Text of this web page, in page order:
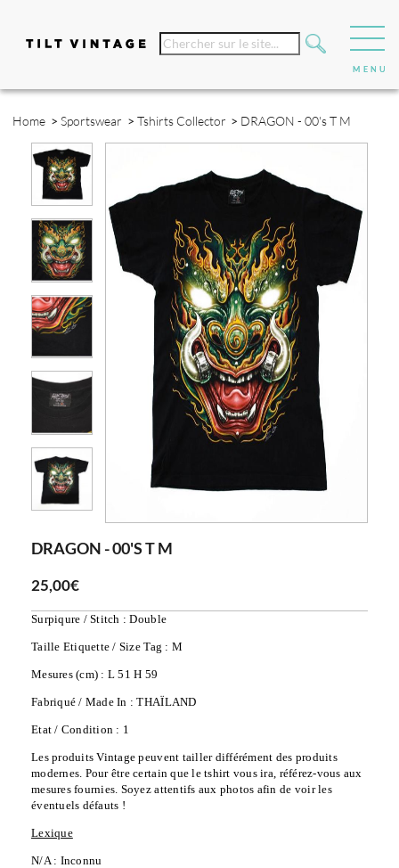
Home > Sportswear > Tshirts Collector > DRAGON - 00's T M
DRAGON - 00'S T M
25,00€
Surpiqure / Stitch : Double
Taille Etiquette / Size Tag : M
Mesures (cm) : L 51 H 59
Fabriqué / Made In : THAÏLAND
Etat / Condition : 1
Les produits Vintage peuvent tailler différément des produits
modernes. Pour être certain que le tshirt vous ira, référez-vous aux
mesures fournies. Soyez attentifs aux photos afin de voir les
éventuels défauts !
Lexique
N/A : Inconnu